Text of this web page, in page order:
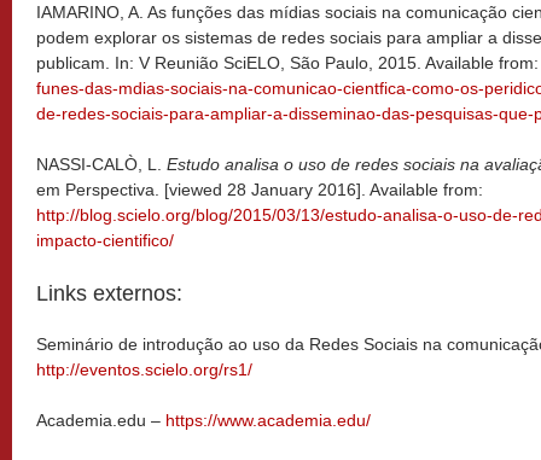
IAMARINO, A. As funções das mídias sociais na comunicação
podem explorar os sistemas de redes sociais para ampliar a
publicam. In: V Reunião SciELO, São Paulo, 2015. Available
funes-das-mdias-sociais-na-comunicao-cientfica-como-os-
de-redes-sociais-para-ampliar-a-disseminao-das-pesquisas-que-
NASSI-CALÒ, L. Estudo analisa o uso de redes sociais na
em Perspectiva. [viewed 28 January 2016]. Available from:
http://blog.scielo.org/blog/2015/03/13/estudo-analisa-o-uso-de-
impacto-cientifico/
Links externos:
Seminário de introdução ao uso da Redes Sociais na
http://eventos.scielo.org/rs1/
Academia.edu – https://www.academia.edu/